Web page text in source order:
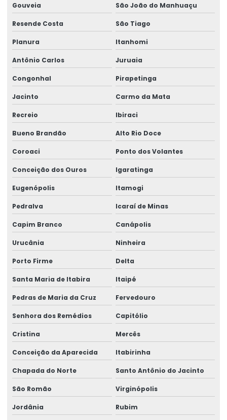
Gouveia São João do Manhuaçu
Resende Costa São Tiago
Planura Itanhomi
Antônio Carlos Juruaia
Congonhal Pirapetinga
Jacinto Carmo da Mata
Recreio Ibiraci
Bueno Brandão Alto Rio Doce
Coroaci Ponto dos Volantes
Conceição dos Ouros Igaratinga
Eugenópolis Itamogi
Pedralva Icaraí de Minas
Capim Branco Canápolis
Urucânia Ninheira
Porto Firme Delta
Santa Maria de Itabira Itaipé
Pedras de Maria da Cruz Fervedouro
Senhora dos Remédios Capitólio
Cristina Mercês
Conceição da Aparecida Itabirinha
Chapada do Norte Santo Antônio do Jacinto
São Romão Virginópolis
Jordânia Rubim